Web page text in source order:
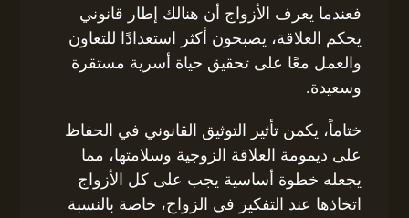
فعندما يعرف الأزواج أن هنالك إطار قانوني
يحكم العلاقة، يصبحون أكثر استعدادًا للتعاون
والعمل معًا على تحقيق حياة أسرية مستقرة
وسعيدة.
ختاماً، يكمن تأثير التوثيق القانوني في الحفاظ
على ديمومة العلاقة الزوجية وسلامتها، مما
يجعله خطوة أساسية يجب على كل الأزواج
اتخاذها عند التفكير في الزواج، خاصة بالنسبة